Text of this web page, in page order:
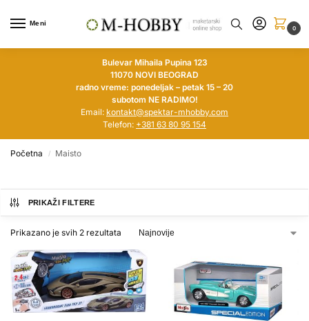
Meni
0
Bulevar Mihaila Pupina 123
11070 NOVI BEOGRAD
radno vreme: ponedeljak – petak 15 – 20
subotom NE RADIMO!
Email: kontakt@spektar-mhobby.com
Telefon: +381 63 80 95 154
Početna / Maisto
PRIKAŽI FILTERE
Prikazano je svih 2 rezultata